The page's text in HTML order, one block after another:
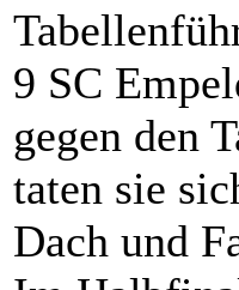
9 SC
gegen den
taten sie
Dach und